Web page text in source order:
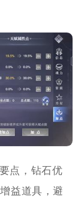
点，钻石优
益道具，避